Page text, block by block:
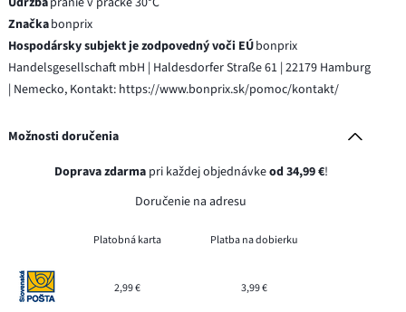
Značkabonprix
Hospodársky subjekt je zodpovedný voči EÚbonprix
Handelsgesellschaft mbH | Haldesdorfer Straße 61 | 22179 Hamburg
| Nemecko, Kontakt: https://www.bonprix.sk/pomoc/kontakt/
Možnosti doručenia
Doprava zdarmapri každej objednávkeod 34,99 €!
Doručenie na adresu
Platobná karta Platba na dobierku
2,99 € 3,99 €